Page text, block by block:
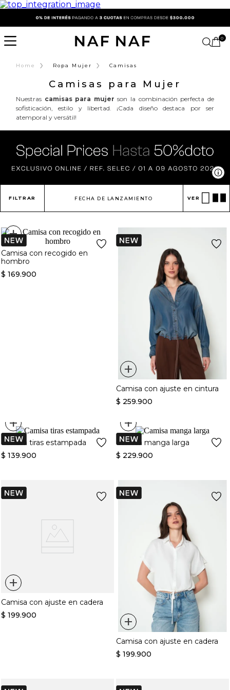
0
Home › Ropa Mujer › Camisas
Camisas para Mujer
Nuestras camisas para mujer son la combinación perfecta de
sofisticación, estilo y libertad. ¡Cada diseño destaca por ser
atemporal y versátil!
FILTRAR FECHA DE LANZAMIENTO VER
+
Camisa con recogido en
hombro
$ 169.900
+
Camisa con ajuste en cintura
$ 259.900
+
Camisa tiras estampada
$ 139.900
+
Camisa manga larga
$ 229.900
+
Camisa con ajuste en cadera
$ 199.900 +
Camisa con ajuste en cadera
$ 199.900